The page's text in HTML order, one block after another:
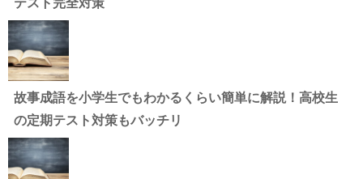
テスト完全対策
故事成語を小学生でもわかるくらい簡単に解説！高校生
の定期テスト対策もバッチリ